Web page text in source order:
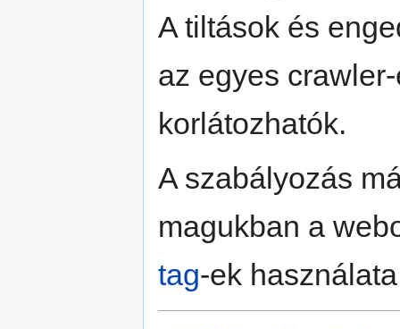
A tiltások és
az egyes
korlátozhatók.
A szabályozás
magukban a
tag-ek